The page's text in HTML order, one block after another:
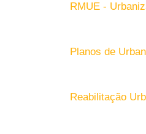
RMUE -
Planos de
Reabilitação